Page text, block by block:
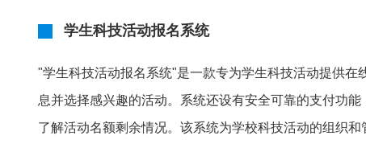
学生科技活动报名系统
"学生科技活动报名系统"是一款专为学生科技活动提供
息并选择感兴趣的活动。系统还设有安全可靠的支付功
了解活动名额剩余情况。该系统为学校科技活动的组织